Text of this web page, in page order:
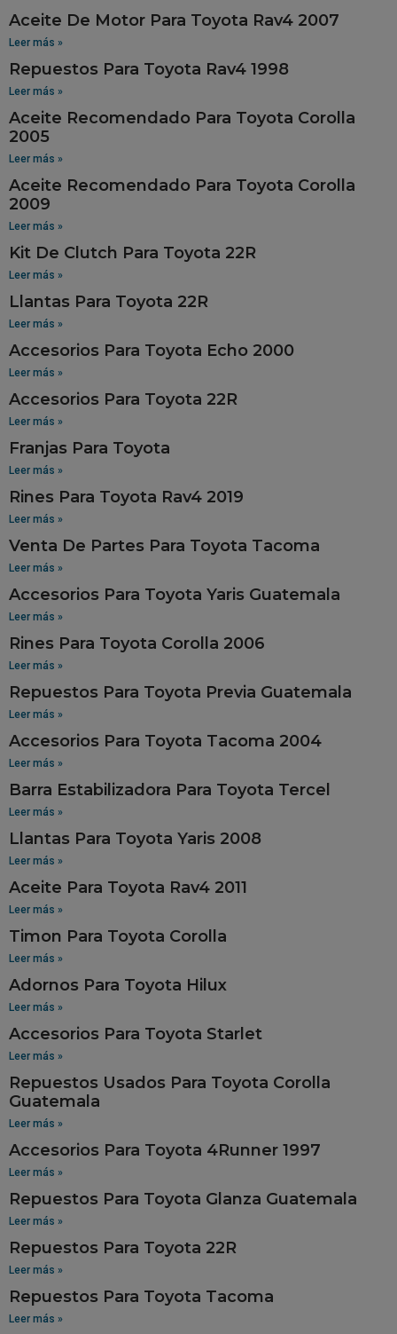
Aceite De Motor Para Toyota Rav4 2007
Leer más »
Repuestos Para Toyota Rav4 1998
Leer más »
Aceite Recomendado Para Toyota Corolla
2005
Leer más »
Aceite Recomendado Para Toyota Corolla
2009
Leer más »
Kit De Clutch Para Toyota 22R
Leer más »
Llantas Para Toyota 22R
Leer más »
Accesorios Para Toyota Echo 2000
Leer más »
Accesorios Para Toyota 22R
Leer más »
Franjas Para Toyota
Leer más »
Rines Para Toyota Rav4 2019
Leer más »
Venta De Partes Para Toyota Tacoma
Leer más »
Accesorios Para Toyota Yaris Guatemala
Leer más »
Rines Para Toyota Corolla 2006
Leer más »
Repuestos Para Toyota Previa Guatemala
Leer más »
Accesorios Para Toyota Tacoma 2004
Leer más »
Barra Estabilizadora Para Toyota Tercel
Leer más »
Llantas Para Toyota Yaris 2008
Leer más »
Aceite Para Toyota Rav4 2011
Leer más »
Timon Para Toyota Corolla
Leer más »
Adornos Para Toyota Hilux
Leer más »
Accesorios Para Toyota Starlet
Leer más »
Repuestos Usados Para Toyota Corolla
Guatemala
Leer más »
Accesorios Para Toyota 4Runner 1997
Leer más »
Repuestos Para Toyota Glanza Guatemala
Leer más »
Repuestos Para Toyota 22R
Leer más »
Repuestos Para Toyota Tacoma
Leer más »